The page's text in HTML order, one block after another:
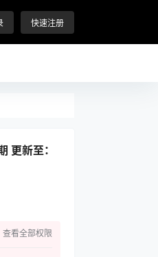
快速注册
更新至：
查看全部权限